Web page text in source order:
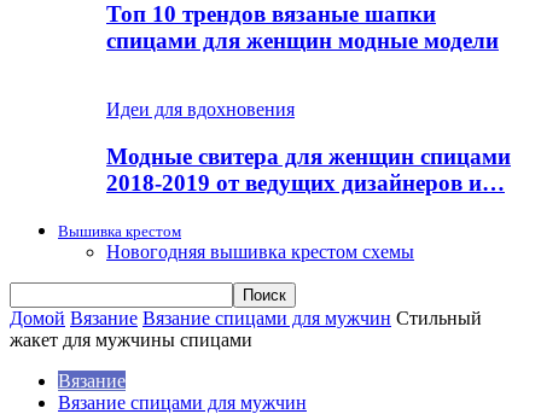
Топ 10 трендов вязаные шапки
спицами для женщин модные модели
Идеи для вдохновения
Модные свитера для женщин спицами
2018-2019 от ведущих дизайнеров и…
Вышивка крестом
Новогодняя вышивка крестом схемы
Домой Вязание Вязание спицами для мужчин Стильный
жакет для мужчины спицами
Вязание
Вязание спицами для мужчин